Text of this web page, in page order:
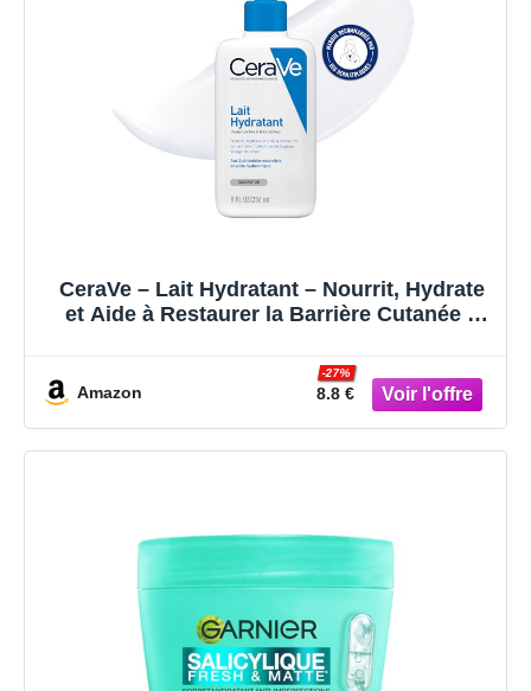
CeraVe – Lait Hydratant – Nourrit, Hydrate
et Aide à Restaurer la Barrière Cutanée –
Céramides Essentiels – Sans Parfum –
Peau Sèche à Très Sèche – 236 ml
Amazon 8.8 €
-27%